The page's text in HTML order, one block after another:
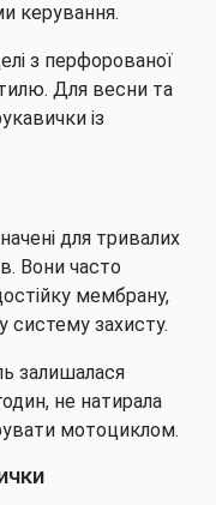
керування.
з перфорованої
Для весни та
із
для тривалих
Вони часто
мембрану,
систему захисту.
залишалася
не натирала
мотоциклом.